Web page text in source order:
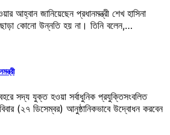
আহ্বান জানিয়েছেন প্রধানমন্ত্রী শেখ হাসিনা
কোনো উন্নতি হয় না। তিনি বলেন,…
বহরে সদ্য যুক্ত হওয়া সর্বাধুনিক প্রযুক্তিসংবলিত
(২৭ ডিসেম্বর) আনুষ্ঠানিকভাবে উদ্বোধন করবেন